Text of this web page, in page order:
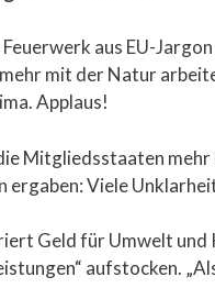
Feuerwerk aus EU-
mit der Natur
Applaus!
Mitgliedsstaaten
ergaben: Viele
Geld für Umwelt
aufstocken.